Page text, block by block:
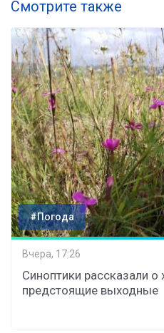
Смотрите также
#Погода
Вчера, 17:26
Синоптики рассказали о
предстоящие выходные